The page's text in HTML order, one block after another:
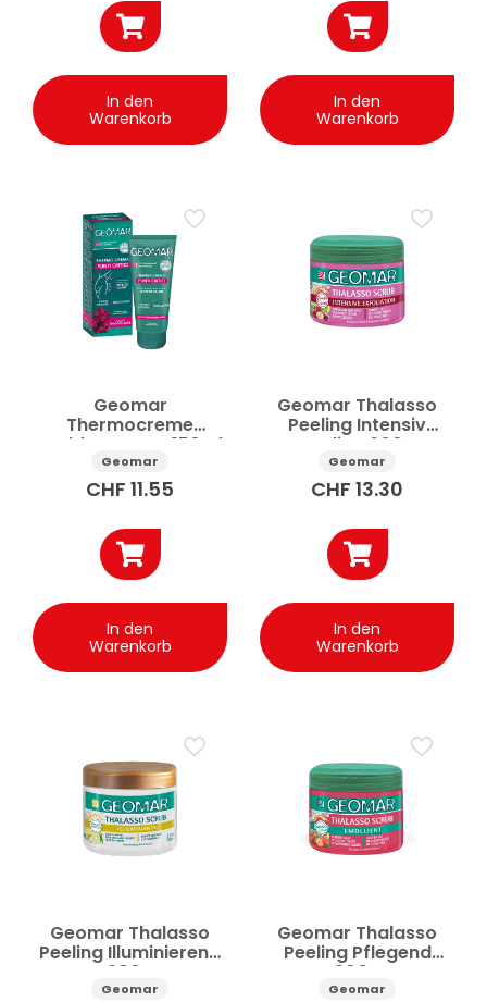
In den
Warenkorb
In den
Warenkorb
Geomar
Thermocreme
Problemzonen 150ml
Geomar
CHF 11.55
In den
Warenkorb
Geomar Thalasso
Peeling Intensiv
Peeling 600g
Geomar
CHF 13.30
In den
Warenkorb
Geomar Thalasso
Peeling Illuminierend
600g
Geomar
Geomar Thalasso
Peeling Pflegend
600g
Geomar